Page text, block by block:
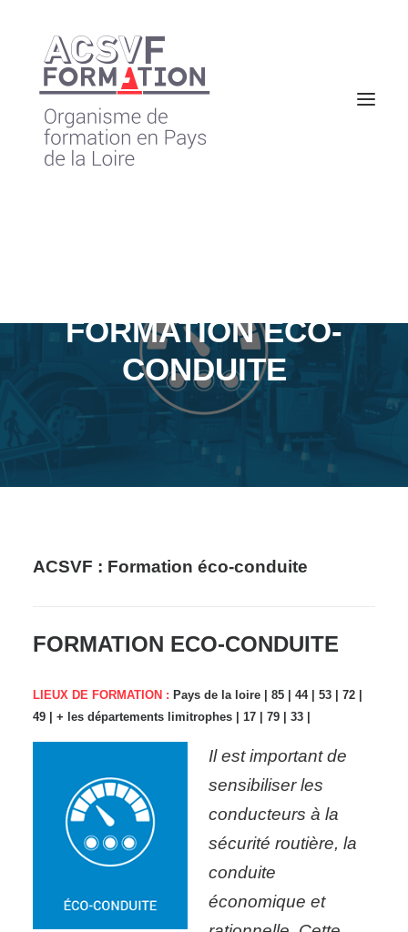
FORMATION ECO-
CONDUITE
ACSVF : Formation éco-conduite
FORMATION ECO-CONDUITE
LIEUX DE FORMATION : Pays de la loire | 85 | 44 | 53 | 72 |
49 | + les départements limitrophes | 17 | 79 | 33 |
Il est important de
sensibiliser les
conducteurs à la
sécurité routière, la
conduite
économique et